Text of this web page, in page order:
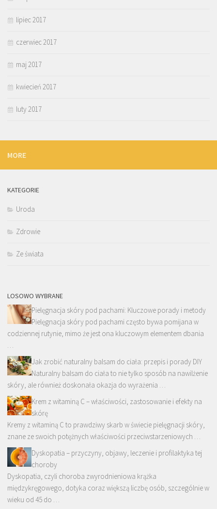
lipiec 2017
czerwiec 2017
maj 2017
kwiecień 2017
luty 2017
MORE
KATEGORIE
Uroda
Zdrowie
Ze świata
LOSOWO WYBRANE
Pielęgnacja skóry pod pachami: Kluczowe porady i metody
Pielęgnacja skóry pod pachami często bywa pomijana w
codziennej rutynie, mimo że jest ona kluczowym elementem dbania
…
Jak zrobić naturalny balsam do ciała: przepis i porady DIY
Naturalny balsam do ciała to nie tylko sposób na nawilżenie
skóry, ale również doskonała okazja do wyrażenia …
Krem z witaminą C – właściwości, zastosowanie i efekty na
skórę
Kremy z witaminą C to prawdziwy skarb w świecie pielęgnacji skóry,
znane ze swoich potężnych właściwości przeciwstarzeniowych …
Dyskopatia – przyczyny, objawy, leczenie i profilaktyka tej
choroby
Dyskopatia, czyli choroba zwyrodnieniowa krążka
międzykręgowego, dotyka coraz większą liczbę osób, szczególnie w
wieku od 45 do …